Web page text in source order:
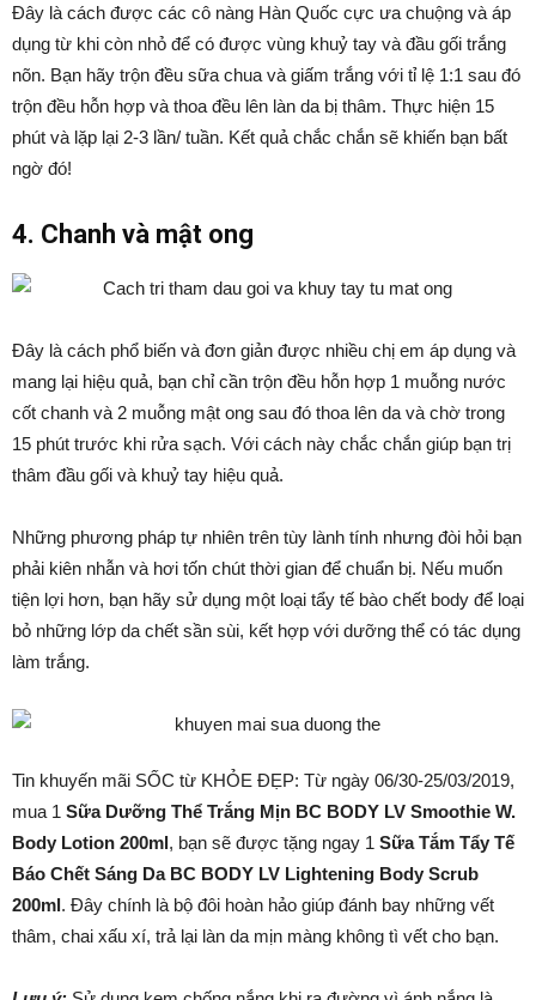
Đây là cách được các cô nàng Hàn Quốc cực ưa chuộng và áp
dụng từ khi còn nhỏ để có được vùng khuỷ tay và đầu gối trắng
nõn. Bạn hãy trộn đều sữa chua và giấm trắng với tỉ lệ 1:1 sau đó
trộn đều hỗn hợp và thoa đều lên làn da bị thâm. Thực hiện 15
phút và lặp lại 2-3 lần/ tuần. Kết quả chắc chắn sẽ khiến bạn bất
ngờ đó!
4. Chanh và mật ong
Đây là cách phổ biến và đơn giản được nhiều chị em áp dụng và
mang lại hiệu quả, bạn chỉ cần trộn đều hỗn hợp 1 muỗng nước
cốt chanh và 2 muỗng mật ong sau đó thoa lên da và chờ trong
15 phút trước khi rửa sạch. Với cách này chắc chắn giúp bạn trị
thâm đầu gối và khuỷ tay hiệu quả.
Những phương pháp tự nhiên trên tùy lành tính nhưng đòi hỏi bạn
phải kiên nhẫn và hơi tốn chút thời gian để chuẩn bị. Nếu muốn
tiện lợi hơn, bạn hãy sử dụng một loại tẩy tế bào chết body để loại
bỏ những lớp da chết sần sùi, kết hợp với dưỡng thể có tác dụng
làm trắng.
Tin khuyến mãi SỐC từ KHỎE ĐẸP: Từ ngày 06/30-25/03/2019,
mua 1 Sữa Dưỡng Thể Trắng Mịn BC BODY LV Smoothie W.
Body Lotion 200ml, bạn sẽ được tặng ngay 1 Sữa Tắm Tẩy Tế
Báo Chết Sáng Da BC BODY LV Lightening Body Scrub
200ml. Đây chính là bộ đôi hoàn hảo giúp đánh bay những vết
thâm, chai xấu xí, trả lại làn da mịn màng không tì vết cho bạn.